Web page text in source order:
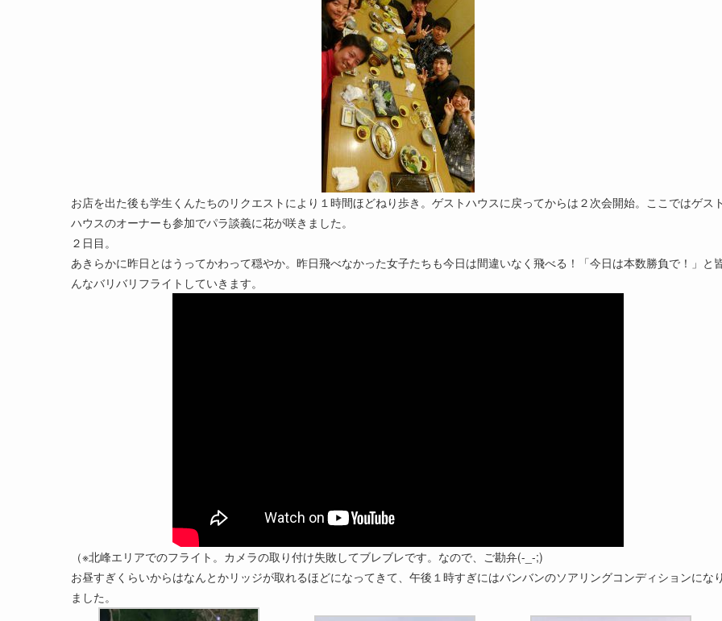
お店を出た後も学生くんたちのリクエストにより１時間ほどねり歩き。ゲストハウスに戻ってからは２次会開始。ここではゲス
ハウスのオーナーも参加でパラ談義に花が咲きました。
２日目。
あきらかに昨日とはうってかわって穏やか。昨日飛べなかった女子たちも今日は間違いなく飛べる！「今日は本数勝負で！」と
んなバリバリフライトしていきます。
（※北峰エリアでのフライト。カメラの取り付け失敗してブレブレです。なので、ご勘弁(-_-;)
お昼すぎくらいからはなんとかリッジが取れるほどになってきて、午後１時すぎにはバンバンのソアリングコンディションにな
ました。